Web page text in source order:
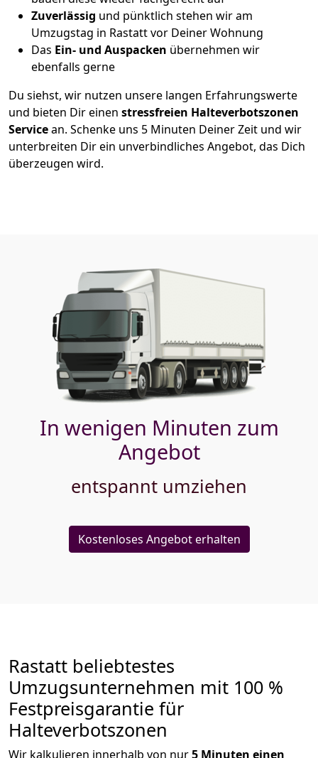
Zuverlässig und pünktlich stehen wir am
Umzugstag in Rastatt vor Deiner Wohnung
Das Ein- und Auspacken übernehmen wir
ebenfalls gerne
Du siehst, wir nutzen unsere langen Erfahrungswerte
und bieten Dir einen stressfreien Halteverbotszonen
Servicean. Schenke uns 5 Minuten Deiner Zeit und wir
unterbreiten Dir ein unverbindliches Angebot, das Dich
überzeugen wird.
In wenigen Minuten zum
Angebot
entspannt umziehen
Kostenloses Angebot erhalten
Rastatt beliebtestes
Umzugsunternehmen mit 100 %
Festpreisgarantie für
Halteverbotszonen
Wir kalkulieren innerhalb von nur5 Minuten einen